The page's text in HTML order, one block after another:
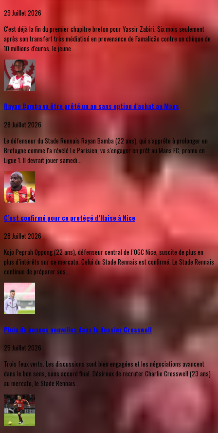
29 Juillet 2026
C'est déjà la fin du premier chapitre breton pour Yassir Zabiri. Six mois seulement
après son transfert très médiatisé en provenance de Famalicão contre un chèque de
10 millions d'euros, le jeune...
Rayan Bamba va être prêté un an sans option d'achat au Mans
28 Juillet 2026
Le défenseur du Stade Rennais Rayan Bamba (22 ans), qui s'apprête à prolonger en
Bretagne comme l'a révélé Le Parisien, va s'engager en prêt au Mans FC, promu en
Ligue 1. Il devrait jouer samedi...
C’est confirmé pour ce protégé d’Haise à Nice
28 Juillet 2026
Kojo Peprah Oppong (22 ans), défenseur central de l’OGC Nice, suscite de plus en
plus d’intérêts sur ce mercato. Celui du Stade Rennais est confirmé. Le Stade Rennais
continue de préparer ses...
Pluie de bonnes nouvelles dans le dossier Cresswell
25 Juillet 2026
Trois feux verts. Les discussions sont bien engagées et les négociations avancent
dans le bon sens, sans accord final. Désireux de recruter Charlie Cresswell (23 ans)
au mercato, le Stade Rennais...